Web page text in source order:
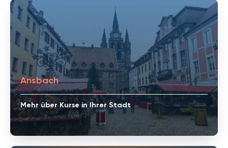
Ansbach
Mehr über Kurse in Ihrer Stadt